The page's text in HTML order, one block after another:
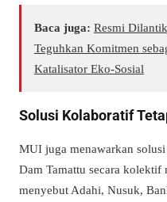
Baca juga: Resmi
Teguhkan Komitmen
Katalisator Eko-Sosial
Solusi Kolaboratif
MUI juga menawarkan
Dam Tamattu secara
menyebut Adahi, Nusuk,